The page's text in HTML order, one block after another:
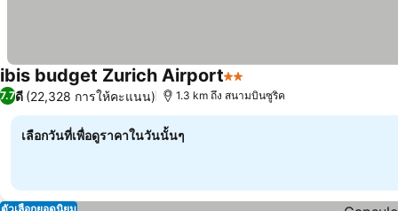
ibis budget Zurich Airport2 ดาว
7.7ดี (22,328 การให้คะแนน) 1.3 km ถึง สนามบินซูริค
เลือกวันที่เพื่อดูราคาในวันนั้นๆ